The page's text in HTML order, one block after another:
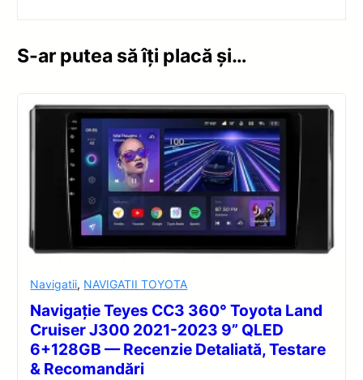
S-ar putea să îți placă și…
Navigatii, NAVIGATII TOYOTA
Navigație Teyes CC3 360° Toyota Land
Cruiser J300 2021-2023 9” QLED
6+128GB — Recenzie Detaliată, Testare
& Recomandări